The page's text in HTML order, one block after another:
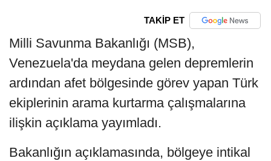
TAKİP ET
Milli Savunma Bakanlığı (MSB),
Venezuela'da meydana gelen depremlerin
ardından afet bölgesinde görev yapan Türk
ekiplerinin arama kurtarma çalışmalarına
ilişkin açıklama yayımladı.
Bakanlığın açıklamasında, bölgeye intikal